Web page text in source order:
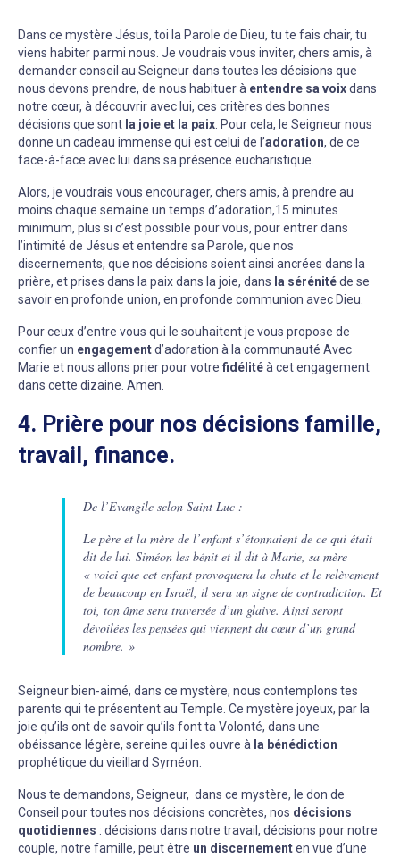
Dans ce mystère Jésus, toi la Parole de Dieu, tu te fais chair, tu
viens habiter parmi nous. Je voudrais vous inviter, chers amis, à
demander conseil au Seigneur dans toutes les décisions que
nous devons prendre, de nous habituer à entendre sa voixdans
notre cœur, à découvrir avec lui, ces critères des bonnes
décisions que sont la joie et la paix. Pour cela, le Seigneur nous
donne un cadeau immense qui est celui de l’adoration, de ce
face-à-face avec lui dans sa présence eucharistique.
Alors, je voudrais vous encourager, chers amis, à prendre au
moins chaque semaine un temps d’adoration,15 minutes
minimum, plus si c’est possible pour vous, pour entrer dans
l’intimité de Jésus et entendre sa Parole, que nos
discernements, que nos décisions soient ainsi ancrées dans la
prière, et prises dans la paix dans la joie, dans la sérénitéde se
savoir en profonde union, en profonde communion avec Dieu.
Pour ceux d’entre vous qui le souhaitent je vous propose de
confier un engagementd’adoration à la communauté Avec
Marie et nous allons prier pour votre fidélitéà cet engagement
dans cette dizaine. Amen.
4. Prière pour nos décisions famille,
travail, finance.
De l’Evangile selon Saint Luc :
Le père et la mère de l’enfant s’étonnaient de ce qui était
dit de lui. Siméon les bénit et il dit à Marie, sa mère
« voici que cet enfant provoquera la chute et le relèvement
de beaucoup en Israël, il sera un signe de contradiction. Et
toi, ton âme sera traversée d’un glaive. Ainsi seront
dévoilées les pensées qui viennent du cœur d’un grand
nombre. »
Seigneur bien-aimé, dans ce mystère, nous contemplons tes
parents qui te présentent au Temple. Ce mystère joyeux, par la
joie qu’ils ont de savoir qu’ils font ta Volonté, dans une
obéissance légère, sereine qui les ouvre à la bénédiction
prophétique du vieillard Syméon.
Nous te demandons, Seigneur, dans ce mystère, le don de
Conseil pour toutes nos décisions concrètes, nos décisions
quotidiennes : décisions dans notre travail, décisions pour notre
couple, notre famille, peut être un discernementen vue d’une